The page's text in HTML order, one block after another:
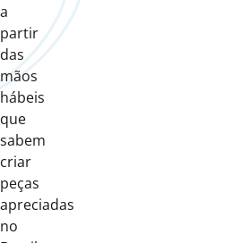
a
partir
das
mãos
hábeis
que
sabem
criar
peças
apreciadas
no